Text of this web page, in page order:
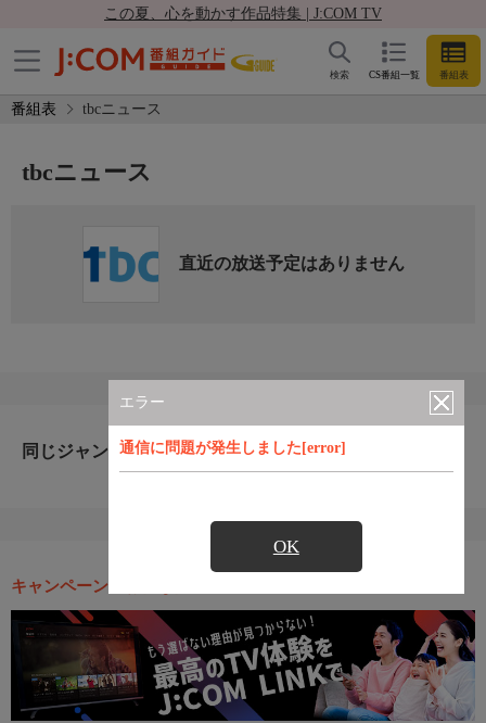
この夏、心を動かす作品特集 | J:COM TV
CS番組一覧 番組表
検索
番組表 tbcニュース
エラー
通信に問題が発生しました[error]
OK
tbcニュース
直近の放送予定はありません
同じジャンルのおすすめ番組
キャンペーン・お得な情報